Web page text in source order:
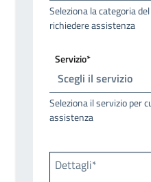
Seleziona la categoria
richiedere assistenza
Servizio*
Seleziona il servizio per
assistenza
Dettagli*